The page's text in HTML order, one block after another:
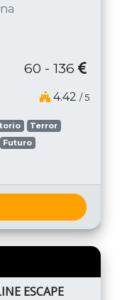
60 - 136
4.42 / 5
Terror
Futuro
ESCAPE